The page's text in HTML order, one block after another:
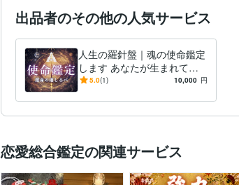
得意分野 占い 数秘術 未来予知 運気上昇
学歴 明治大学 2002年3月 ~ 2008年2月
語学力 英語 日常会話レベル
出品者のその他の人気サービス
人生の羅針盤｜魂の使命鑑定
します あなたが生まれてき
た意味。人生の指針を詳細に
5.0(1) 10,000 円
恋愛総合鑑定の関連サービス